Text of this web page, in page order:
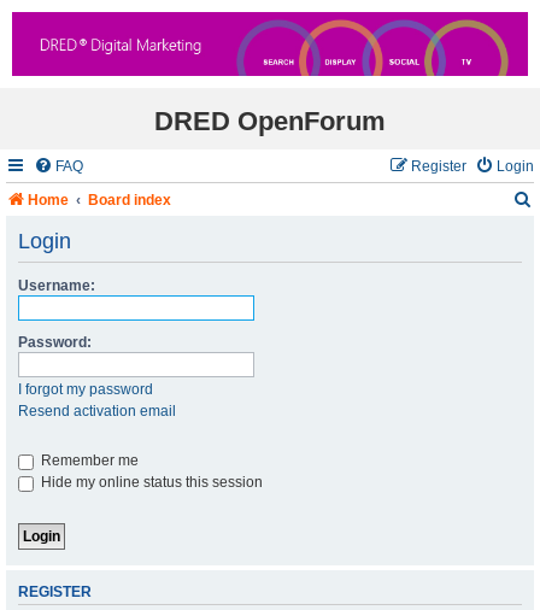
DRED OpenForum
FAQ Login
Register
Home
Board index
Login
Username:
Password:
I forgot my password
Resend activation email
Remember me
Hide my online status this session
REGISTER